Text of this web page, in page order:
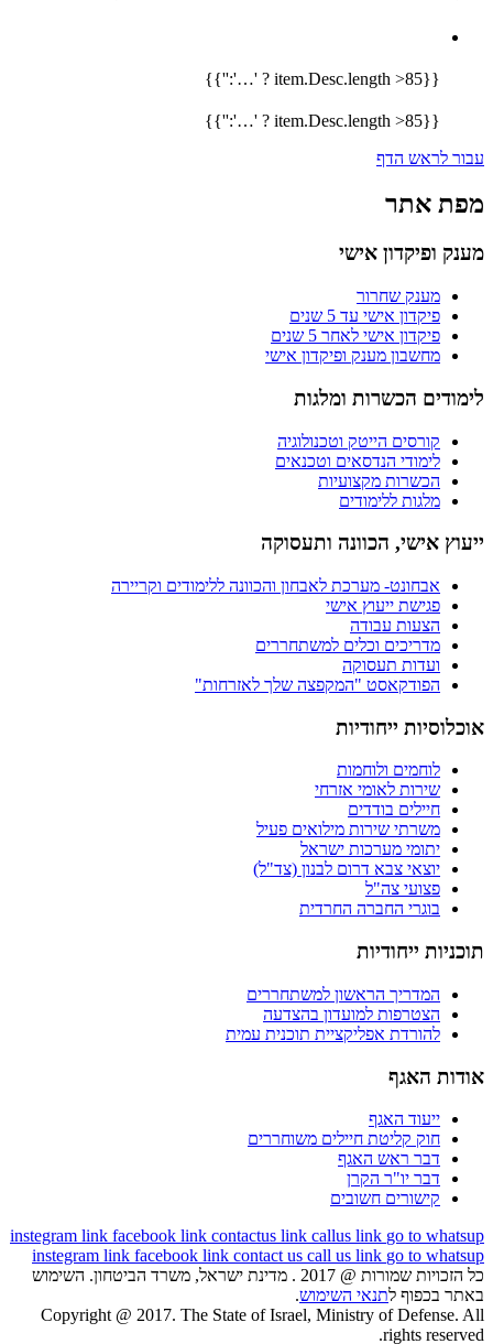
{{item.Desc.length >85 ? '…':''}}
{{item.Desc.length >85 ? '…':''}}
עבור לראש הדף
מפת אתר
מענק ופיקדון אישי
מענק שחרור
פיקדון אישי עד 5 שנים
פיקדון אישי לאחר 5 שנים
מחשבון מענק ופיקדון אישי
לימודים הכשרות ומלגות
קורסים הייטק וטכנולוגיה
לימודי הנדסאים וטכנאים
הכשרות מקצועיות
מלגות ללימודים
ייעוץ אישי, הכוונה ותעסוקה
אבחונט- מערכת לאבחון והכוונה ללימודים וקריירה
פגישת ייעוץ אישי
הצעות עבודה
מדריכים וכלים למשתחררים
ועדות תעסוקה
הפודקאסט "המקפצה שלך לאזרחות"
אוכלוסיות ייחודיות
לוחמים ולוחמות
שירות לאומי אזרחי
חיילים בודדים
משרתי שירות מילואים פעיל
יתומי מערכות ישראל
יוצאי צבא דרום לבנון (צד"ל)
פצועי צה"ל
בוגרי החברה החרדית
תוכניות ייחודיות
המדריך הראשון למשתחררים
הצטרפות למועדון בהצדעה
להורדת אפליקציית תוכנית עמית
אודות האגף
ייעוד האגף
חוק קליטת חיילים משוחררים
דבר ראש האגף
דבר יו"ר הקרן
קישורים חשובים
instegram link facebook link contactus link callus link go to whatsup
instegram link facebook link contact us call us link go to whatsup
כל הזכויות שמורות @ 2017 . מדינת ישראל, משרד הביטחון. השימוש
באתר בכפוף לתנאי השימוש.
Copyright @ 2017. The State of Israel, Ministry of Defense. All
rights reserved.